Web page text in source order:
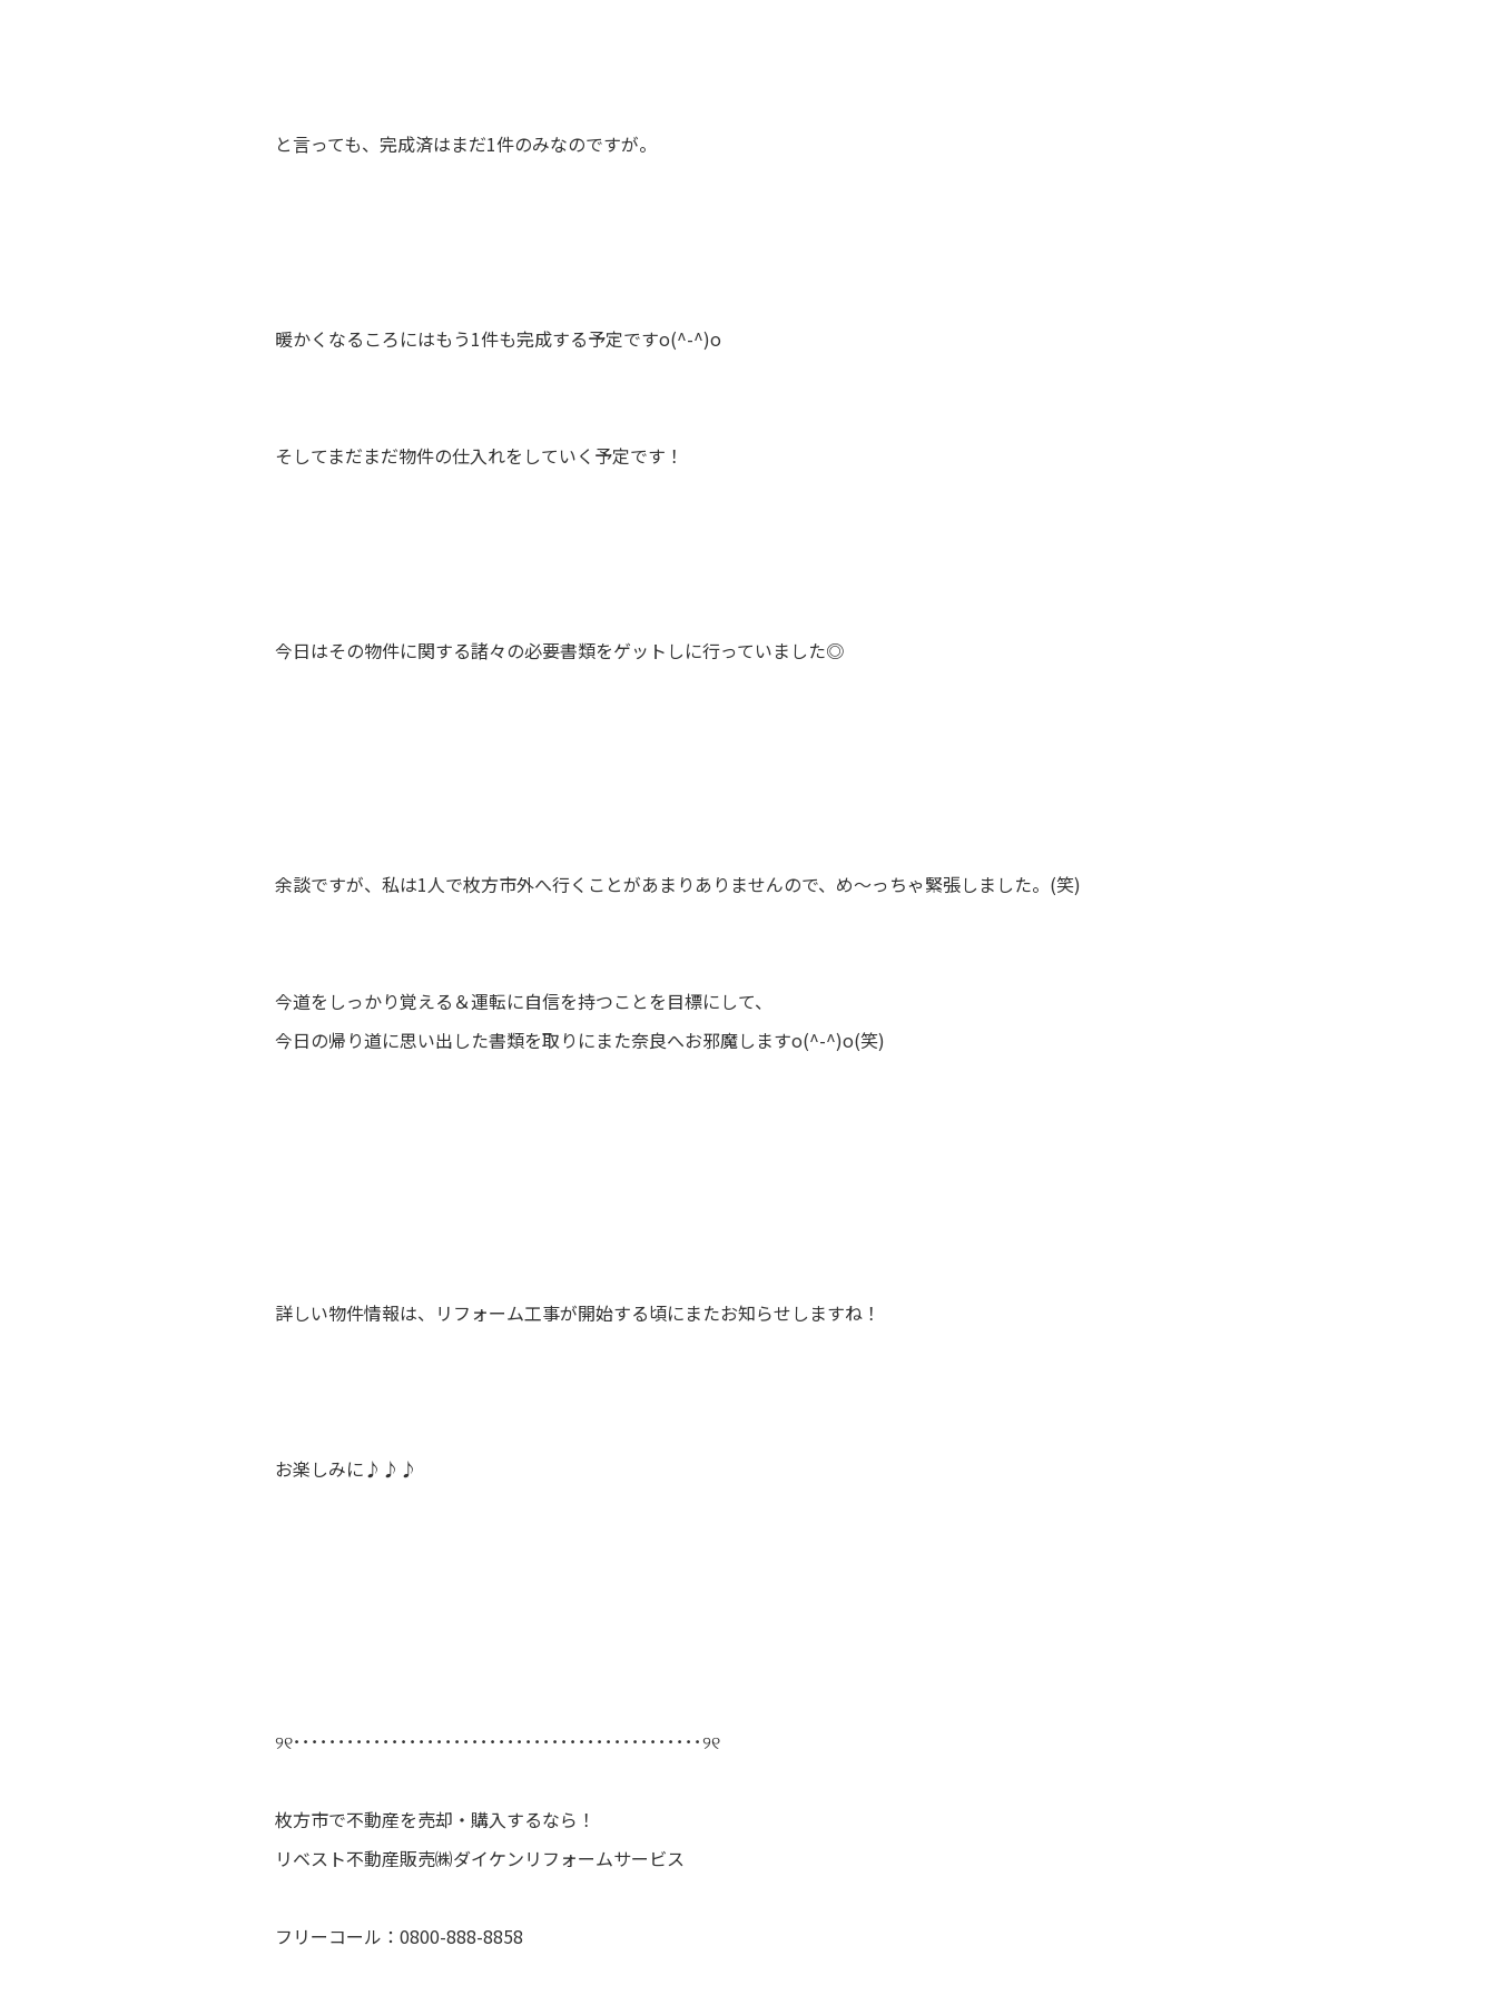
と言っても、完成済はまだ1件のみなのですが。
暖かくなるころにはもう1件も完成する予定ですo(^-^)o
そしてまだまだ物件の仕入れをしていく予定です！
今日はその物件に関する諸々の必要書類をゲットしに行っていました◎
余談ですが、私は1人で枚方市外へ行くことがあまりありませんので、め～っちゃ緊張しました。(笑)
今道をしっかり覚える＆運転に自信を持つことを目標にして、
今日の帰り道に思い出した書類を取りにまた奈良へお邪魔しますo(^-^)o(笑)
詳しい物件情報は、リフォーム工事が開始する頃にまたお知らせしますね！
お楽しみに♪♪♪
୨୧･･････････････････････････････････････････････୨୧
枚方市で不動産を売却・購入するなら！
リベスト不動産販売㈱ダイケンリフォームサービス
フリーコール：0800-888-8858